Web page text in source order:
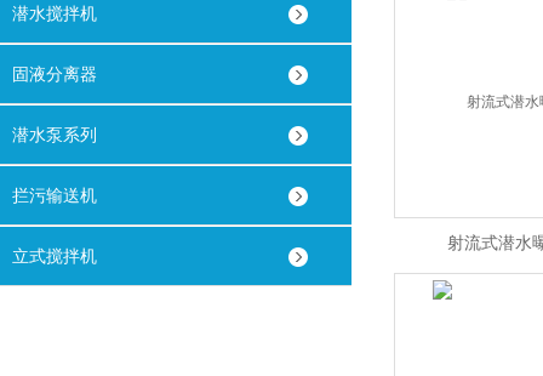
潜水搅拌机
固液分离器
潜水泵系列
拦污输送机
立式搅拌机
射流式潜水